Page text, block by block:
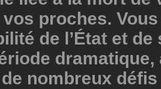
proches.
de l’État et
dramatique,
nombreux